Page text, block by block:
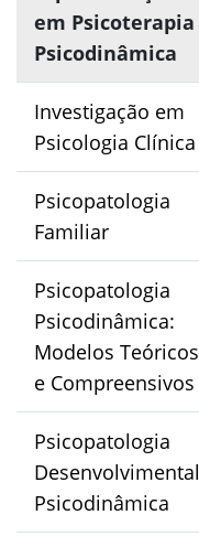
em Psicoterapia
Psicodinâmica
Investigação em
Psicologia Clínica
Psicopatologia
Familiar
Psicopatologia
Psicodinâmica:
Modelos Teóricos
e Compreensivos
Psicopatologia
Desenvolvimental
Psicodinâmica